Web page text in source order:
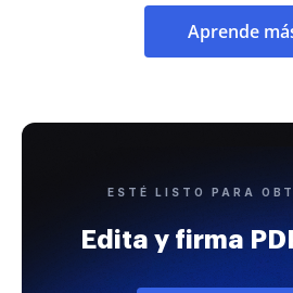
Aprende
ESTÉ LISTO PARA
Edita y firma